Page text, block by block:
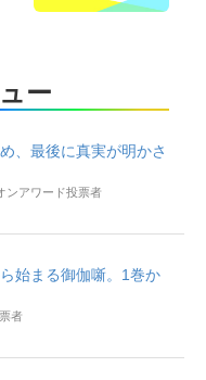
ー
、最後に真実が明かさ
アワード投票者
始まる御伽噺。1巻か
者